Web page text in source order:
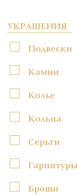
УКРАШЕНИЯ
Подвески
Камни
Колье
Кольца
Серьги
Броши